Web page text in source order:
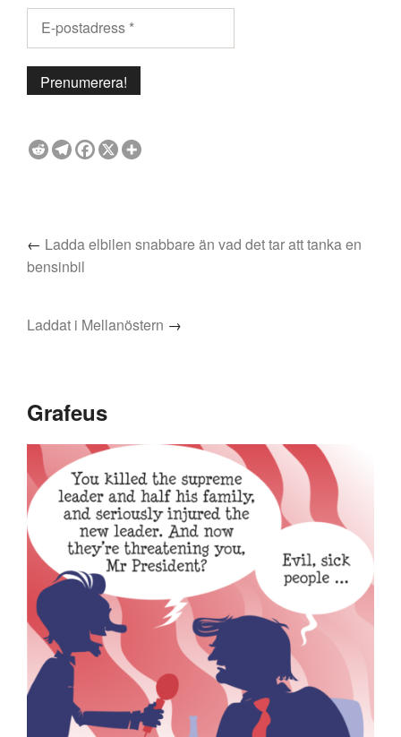
← Ladda elbilen snabbare än vad det tar att tanka en
bensinbil
Laddat i Mellanöstern →
Grafeus